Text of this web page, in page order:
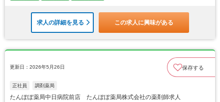
求人の詳細を見る この求人に興味がある
更新日：2026年5月26日 保存する
正社員 調剤薬局
たんぽぽ薬局中日病院前店 たんぽぽ薬局株式会社の薬剤師求人